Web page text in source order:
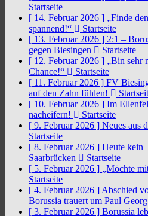
Startseite
[ 14. Februar 2026 ] „Finde
spannend!“
Startseite
[ 13. Februar 2026 ] 2:1 –
gegen Biesingen
Startseite
[ 12. Februar 2026 ] „Bin sehr
Chance!“
Startseite
[ 11. Februar 2026 ] FV
auf den Zahn fühlen!
[ 10. Februar 2026 ] Im
nacheifern!
Startseite
[ 9. Februar 2026 ] Neues aus
Startseite
[ 8. Februar 2026 ] Heute kein
Saarbrücken
Startseite
[ 5. Februar 2026 ] „Möchte
Startseite
[ 4. Februar 2026 ] Abschied
Borussia trauert um Paul
[ 3. Februar 2026 ] Borussia